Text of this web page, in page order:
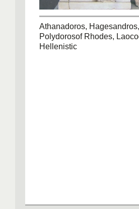
Athanadoros, Hagesandros,
Polydorosof Rhodes,
Hellenistic